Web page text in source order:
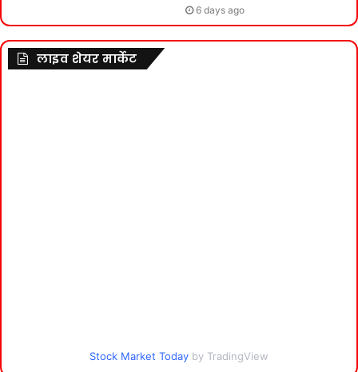
6 days ago
लाइव शेयर मार्केट
Stock Market Today by TradingView